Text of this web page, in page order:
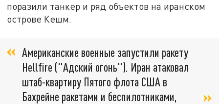
поразили танкер и ряд объектов на иранском
острове Кешм.
Американские военные запустили ракету
Hellfire ("Адский огонь"). Иран атаковал
штаб-квартиру Пятого флота США в
Бахрейне ракетами и беспилотниками,